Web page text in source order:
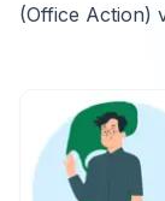
(Office Action)